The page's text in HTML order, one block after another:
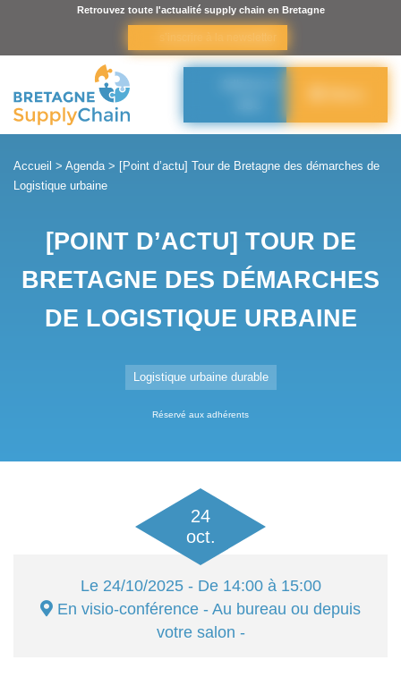
Retrouvez toute l'actualité supply chain en Bretagne
Accueil > Agenda > [Point d’actu] Tour de Bretagne des démarches de
Logistique urbaine
[POINT D’ACTU] TOUR DE
BRETAGNE DES DÉMARCHES
DE LOGISTIQUE URBAINE
Logistique urbaine durable
Réservé aux adhérents
24
oct.
Le 24/10/2025- De 14:00 à 15:00
En visio-conférence - Au bureau ou depuis
votre salon -
Panneau de gestion des cookies